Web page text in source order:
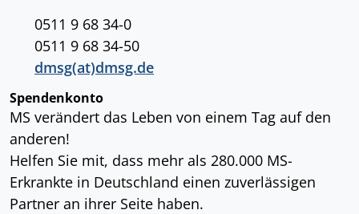
0511 9 68 34-0
0511 9 68 34-50
dmsg(at)dmsg.de
Spendenkonto
MS verändert das Leben von einem Tag auf den
anderen!
Helfen Sie mit, dass mehr als 280.000 MS-
Erkrankte in Deutschland einen zuverlässigen
Partner an ihrer Seite haben.